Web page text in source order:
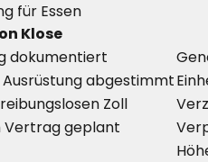
für Essen
Klose
dokumentiert
abgestimmt
Zoll
Vertrag geplant